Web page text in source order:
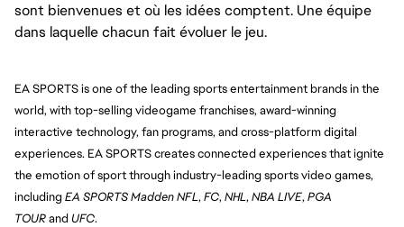
sont bienvenues et où les idées comptent. Une équipe
dans laquelle chacun fait évoluer le jeu.
EA SPORTS is one of the leading sports entertainment brands in the
world, with top-selling videogame franchises, award-winning
interactive technology, fan programs, and cross-platform digital
experiences. EA SPORTS creates connected experiences that ignite
the emotion of sport through industry-leading sports video games,
including EA SPORTS Madden NFL, FC, NHL, NBA LIVE, PGA
TOUR and UFC.